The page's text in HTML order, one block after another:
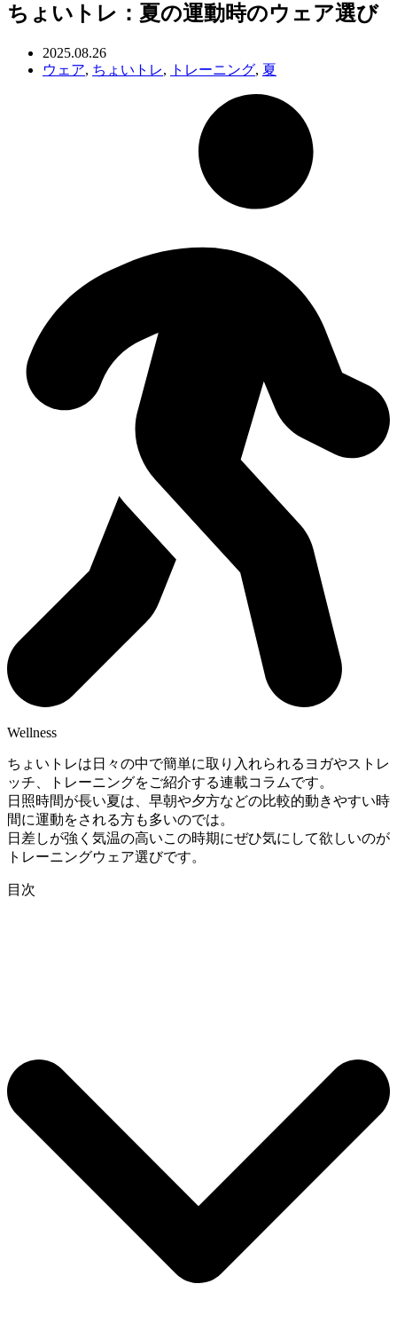
ちょいトレ：夏の運動時のウェア選び
2025.08.26
ウェア, ちょいトレ, トレーニング, 夏
Wellness
ちょいトレは日々の中で簡単に取り入れられるヨガやストレ
ッチ、トレーニングをご紹介する連載コラムです。
日照時間が長い夏は、早朝や夕方などの比較的動きやすい時
間に運動をされる方も多いのでは。
日差しが強く気温の高いこの時期にぜひ気にして欲しいのが
トレーニングウェア選びです。
目次